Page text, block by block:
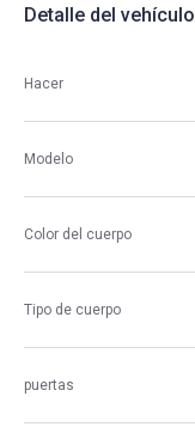
Detalle del vehículo
Hacer
Modelo
Color del cuerpo
Tipo de cuerpo
puertas